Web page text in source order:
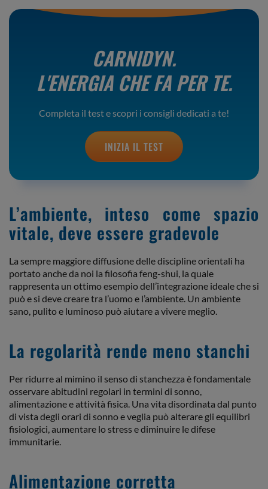
CARNIDYN.
L'ENERGIA CHE FA PER TE.
Completa il test e scopri i consigli dedicati a te!
INIZIA IL TEST
L’ambiente, inteso come spazio
vitale, deve essere gradevole
La sempre maggiore diffusione delle discipline orientali ha
portato anche da noi la filosofia feng-shui, la quale
rappresenta un ottimo esempio dell’integrazione ideale che si
può e si deve creare tra l’uomo e l’ambiente. Un ambiente
sano, pulito e luminoso può aiutare a vivere meglio.
La regolarità rende meno stanchi
Per ridurre al mimino il senso di stanchezza è fondamentale
osservare abitudini regolari in termini di sonno,
alimentazione e attività fisica. Una vita disordinata dal punto
di vista degli orari di sonno e veglia può alterare gli equilibri
fisiologici, aumentare lo stress e diminuire le difese
immunitarie.
Alimentazione corretta